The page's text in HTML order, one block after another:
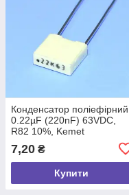
Конденсатор поліефірний
0.22µF (220nF) 63VDC,
R82 10%, Kemet
7,20 ₴
Купити